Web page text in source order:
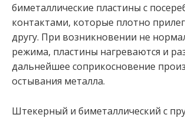
биметаллические пластины с
контактами, которые плотно
другу. При возникновении не
режима, пластины нагреваются и
дальнейшее соприкосновение
остывания металла.
Штекерный и биметаллический с